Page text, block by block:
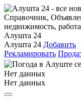
Алушта 24
Алушта 24 Добавить
Рекламировать
Нет данных
Нет данных